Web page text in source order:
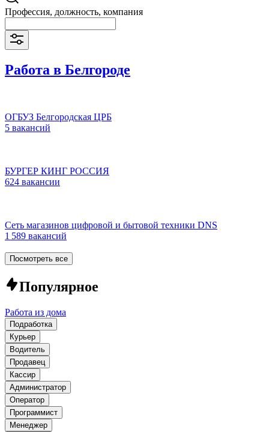
Профессия, должность, компания
Работа в Белгороде
ОГБУЗ Белгородская ЦРБ
5 вакансий
БУРГЕР КИНГ РОССИЯ
624 вакансии
Сеть магазинов цифровой и бытовой техники DNS
1 589 вакансий
Посмотреть все
Популярное
Работа из дома
Подработка
Курьер
Водитель
Продавец
Кассир
Администратор
Оператор
Программист
Менеджер